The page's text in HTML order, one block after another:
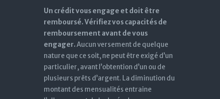
Un crédit vous engage et doit être
remboursé. Vérifiez vos capacités de
remboursement avant de vous
engager.Aucun versement de quelque
nature que ce soit, ne peut être exigé d’un
particulier, avant l’obtention d’un ou de
plusieurs prêts d’argent. La diminution du
montant des mensualités entraine